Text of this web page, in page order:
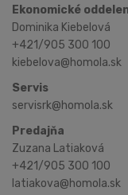
Ekonomické
Dominika Kiebelová
+421/905 300 100
kiebelova@homola.sk
Servis
servisrk@homola.sk
Predajňa
Zuzana Latiaková
+421/905 300 100
latiakova@homola.sk